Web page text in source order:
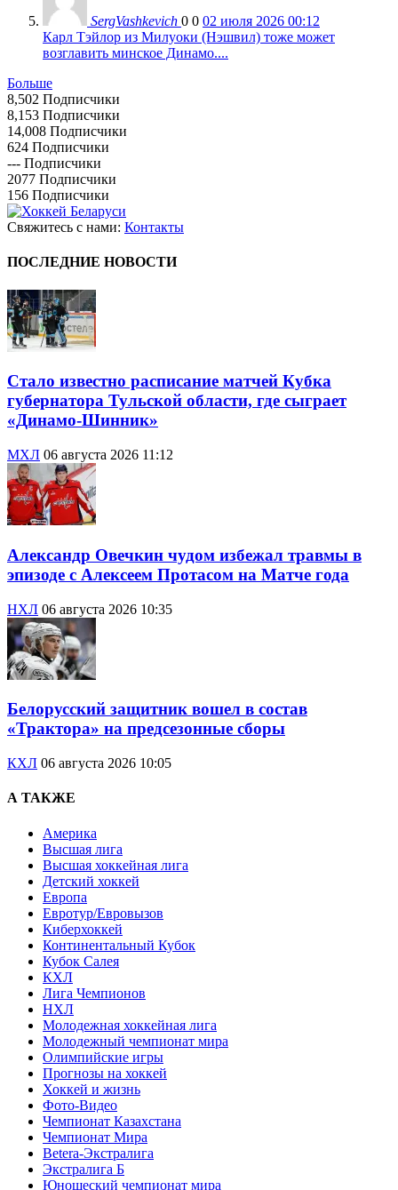
SergVashkevich 0 0 02 июля 2026 00:12
Карл Тэйлор из Милуоки (Нэшвил) тоже может
возглавить минское Динамо....
Больше
8,502 Подписчики
8,153 Подписчики
14,008 Подписчики
624 Подписчики
--- Подписчики
2077 Подписчики
156 Подписчики
Свяжитесь с нами: Контакты
ПОСЛЕДНИЕ НОВОСТИ
Стало известно расписание матчей Кубка
губернатора Тульской области, где сыграет
«Динамо-Шинник»
МХЛ 06 августа 2026 11:12
Александр Овечкин чудом избежал травмы в
эпизоде с Алексеем Протасом на Матче года
НХЛ 06 августа 2026 10:35
Белорусский защитник вошел в состав
«Трактора» на предсезонные сборы
КХЛ 06 августа 2026 10:05
А ТАКЖЕ
Америка
Высшая лига
Высшая хоккейная лига
Детский хоккей
Европа
Евротур/Евровызов
Киберхоккей
Континентальный Кубок
Кубок Салея
КХЛ
Лига Чемпионов
НХЛ
Молодежная хоккейная лига
Молодежный чемпионат мира
Олимпийские игры
Прогнозы на хоккей
Хоккей и жизнь
Фото-Видео
Чемпионат Казахстана
Чемпионат Мира
Betera-Экстралига
Экстралига Б
Юношеский чемпионат мира